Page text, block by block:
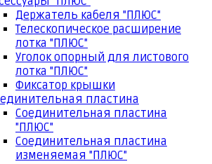
Держатель кабеля "ПЛЮС"
Телескопическое расширение
лотка "ПЛЮС"
Уголок опорный для листового
лотка "ПЛЮС"
Фиксатор крышки
пластина
Соединительная пластина
"ПЛЮС"
Соединительная пластина
изменяемая "ПЛЮС"